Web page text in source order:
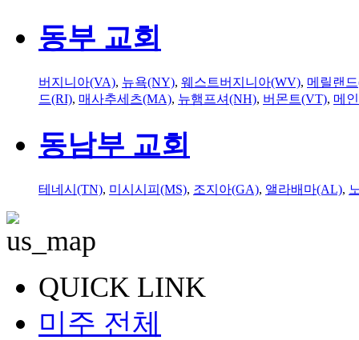
동부 교회
버지니아(VA), 뉴욕(NY), 웨스트버지니아(WV), 메릴랜
드(RI), 매사추세츠(MA), 뉴햄프셔(NH), 버몬트(VT), 메
동남부 교회
테네시(TN), 미시시피(MS), 조지아(GA), 앨라배마(AL),
QUICK LINK
미주 전체